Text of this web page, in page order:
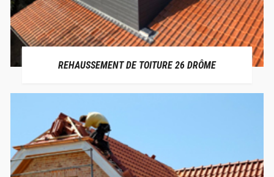
REHAUSSEMENT DE TOITURE 26 DRÔME